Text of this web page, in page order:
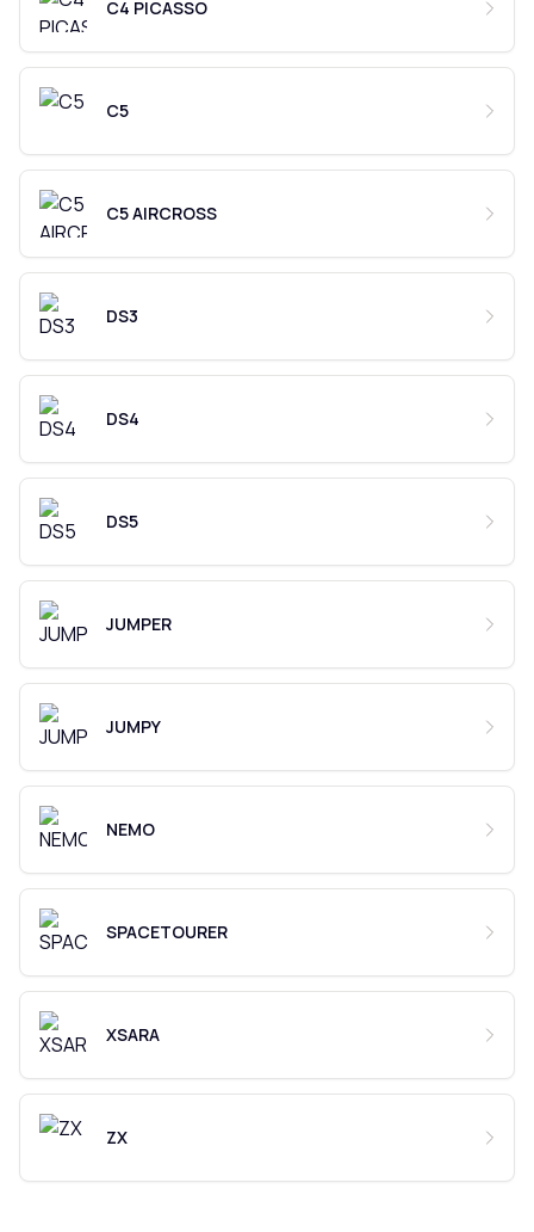
C4 PICASSO
C5
C5 AIRCROSS
DS3
DS4
DS5
JUMPER
JUMPY
NEMO
SPACETOURER
XSARA
ZX